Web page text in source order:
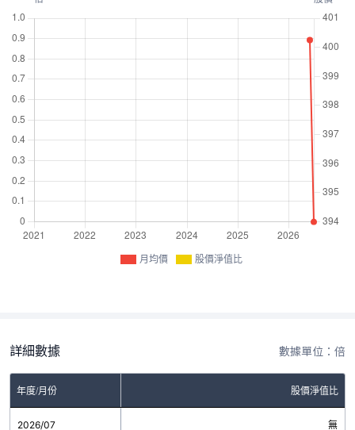
月均價 股價淨值比
詳細數據 數據單位：倍
年度/月份 股價淨值比
2026/07 無